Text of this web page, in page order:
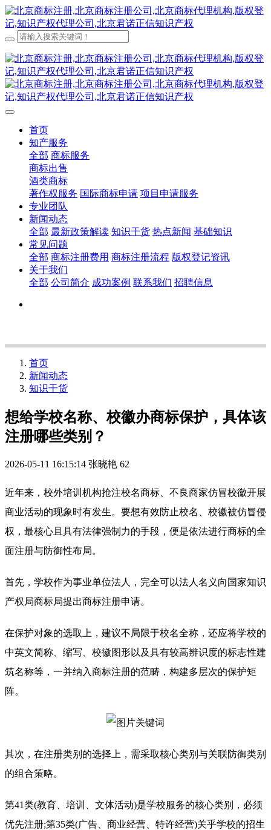
首页
知产服务
全部 商标服务
商标出售
酒类商标
著作权服务 国际商标申请 项目申请服务
专业团队
新闻动态
全部 最新政策解读 知识干货 热点新闻 基础知识
常见问题
全部 商标注册费用 商标注册流程 版权登记资讯
关于我们
全部 公司简介 成功案例 联系我们 招聘信息
首页
新闻动态
知识干货
想给学校名称、校徽办商标保护，具体该
注册哪些类别？
2026-05-11 16:15:14 张晓艳 62
近年来，校外培训机构抢注校名商标、不良商家仿冒校徽开展
商业活动的现象时有发生。要想有效防止校名、校徽被仿冒侵
权，最核心且具有法律强制力的手段，便是依法进行商标的全
面注册与防御性布局。
首先，学校作为事业单位法人，完全可以法人名义向国家知识
产权局商标局提出商标注册申请。
在保护对象的选取上，建议不局限于校名全称，还应将学校的
中英文简称、缩写、校徽图形以及具有较高辨识度的标志性建
筑名称等，一并纳入商标注册的范畴，构建多层次的保护矩
阵。
其次，在注册类别的选择上，需采取核心类别与关联防御类别
的组合策略。
第41类(教育、培训、文体活动)是学校服务的核心类别，必须
优先注册;第35类(广告、商业经营、特许经营)关乎学校的招生